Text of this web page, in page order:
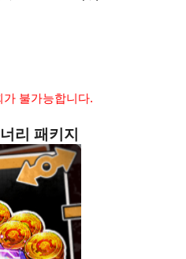
불가능합니다.
리 패키지